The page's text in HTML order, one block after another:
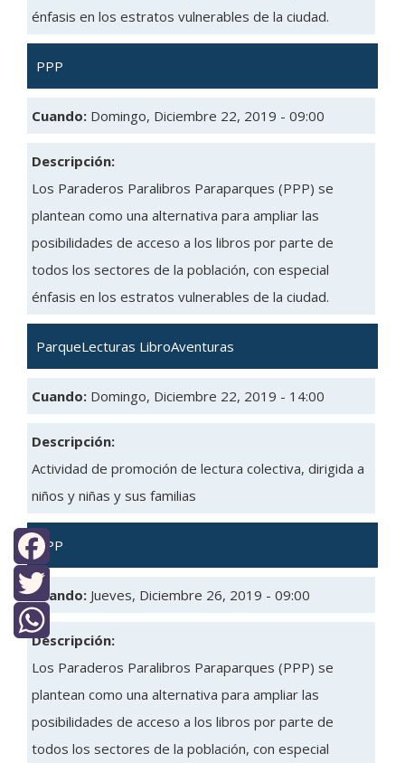
énfasis en los estratos vulnerables de la ciudad.
PPP
Cuando: Domingo, Diciembre 22, 2019 - 09:00
Descripción:
Los Paraderos Paralibros Paraparques (PPP) se
plantean como una alternativa para ampliar las
posibilidades de acceso a los libros por parte de
todos los sectores de la población, con especial
énfasis en los estratos vulnerables de la ciudad.
ParqueLecturas LibroAventuras
Cuando: Domingo, Diciembre 22, 2019 - 14:00
Descripción:
Actividad de promoción de lectura colectiva, dirigida a
niños y niñas y sus familias
PPP
Cuando: Jueves, Diciembre 26, 2019 - 09:00
Descripción:
Los Paraderos Paralibros Paraparques (PPP) se
plantean como una alternativa para ampliar las
posibilidades de acceso a los libros por parte de
todos los sectores de la población, con especial
Facebook
Twitter